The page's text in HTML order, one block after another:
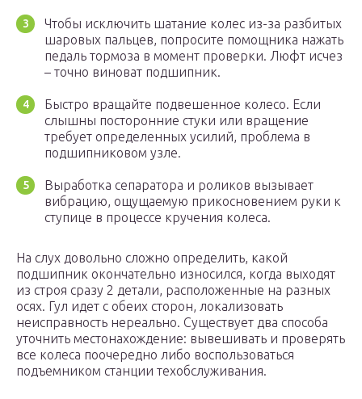
Чтобы исключить шатание колес из-за разбитых
шаровых пальцев, попросите помощника нажать
педаль тормоза в момент проверки. Люфт исчез
– точно виноват подшипник.
Быстро вращайте подвешенное колесо. Если
слышны посторонние стуки или вращение
требует определенных усилий, проблема в
подшипниковом узле.
Выработка сепаратора и роликов вызывает
вибрацию, ощущаемую прикосновением руки к
ступице в процессе кручения колеса.
На слух довольно сложно определить, какой
подшипник окончательно износился, когда выходят
из строя сразу 2 детали, расположенные на разных
осях. Гул идет с обеих сторон, локализовать
неисправность нереально. Существует два способа
уточнить местонахождение: вывешивать и проверять
все колеса поочередно либо воспользоваться
подъемником станции техобслуживания.